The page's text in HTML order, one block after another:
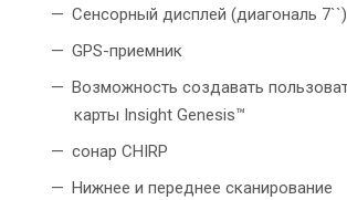
Сенсорный дисплей (диагональ 7``)
GPS-приемник
Возможность создавать
карты Insight Genesis™
сонар CHIRP
Нижнее и переднее сканирование